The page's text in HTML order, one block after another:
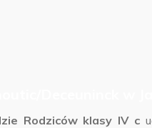
Rodziców klasy IV c